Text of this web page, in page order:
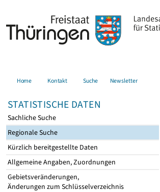
Home Kontakt Suche Newsletter
STATISTISCHE DATEN
Sachliche Suche
Regionale Suche
Kürzlich bereitgestellte Daten
Allgemeine Angaben, Zuordnungen
Gebietsveränderungen,
Änderungen zum Schlüsselverzeichnis